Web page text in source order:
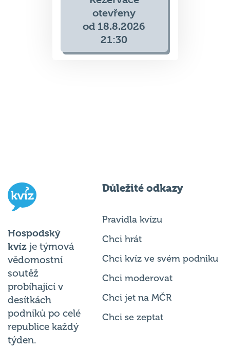
otevřeny
od 18.8.2026
21:30
Hospodský
kvíz je týmová
vědomostní
soutěž
probíhající v
desítkách
podniků po celé
republice každý
týden.
Důležité odkazy
Pravidla kvízu
Chci hrát
Chci kvíz ve svém podniku
Chci moderovat
Chci jet na MČR
Chci se zeptat